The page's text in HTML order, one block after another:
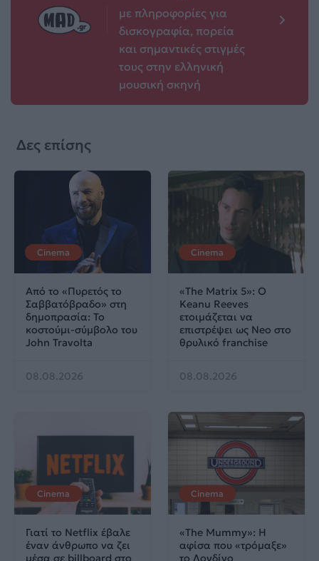
με πληροφορίες για
δισκογραφία, πορεία
και σημαντικές στιγμές
τους στην ελληνική
μουσική σκηνή
Δες επίσης
Cinema
Από το «Πυρετός το
Σαββατόβραδο» στη
δημοπρασία: Το
κοστούμι-σύμβολο του
John Travolta
08.08.2026
Cinema
«The Matrix 5»: Ο
Keanu Reeves
ετοιμάζεται να
επιστρέψει ως Neo στο
θρυλικό franchise
08.08.2026
Cinema
Γιατί το Netflix έβαλε
έναν άνθρωπο να ζει
μέσα σε billboard στο
Cinema
«The Mummy»: Η
αφίσα που «τρόμαξε»
το Λονδίνο